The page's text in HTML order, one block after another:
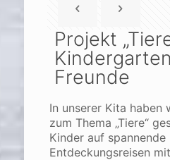
Projekt
Freunde
In unserer Kita haben
zum Thema „Tiere“
Kinder auf spannende
Entdeckungsreisen